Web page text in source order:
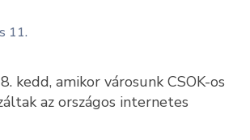
11.
kedd, amikor városunk CSOK-os
az országos internetes